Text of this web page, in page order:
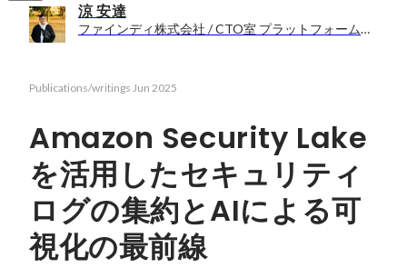
涼 安達
ファインディ株式会社 / CTO室 プラットフォーム開発チーム SRE サブマネージャー
Publications/writings Jun 2025
Amazon Security Lake
を活用したセキュリティ
ログの集約とAIによる可
視化の最前線